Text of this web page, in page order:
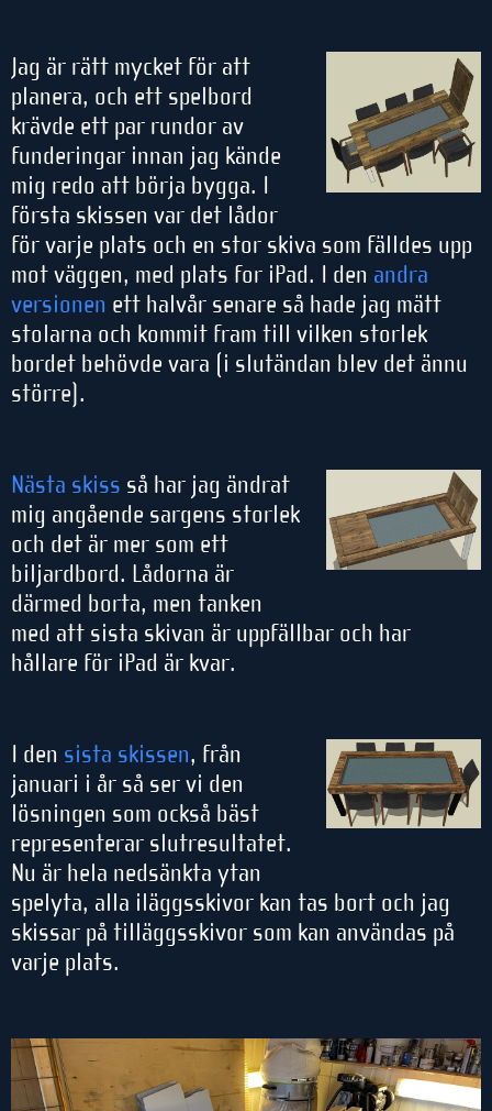
Jag är rätt mycket för att
planera, och ett spelbord
krävde ett par rundor av
funderingar innan jag kände
mig redo att börja bygga. I
första skissen var det lådor
för varje plats och en stor skiva som fälldes upp
mot väggen, med plats for iPad. I den andra
versionen ett halvår senare så hade jag mätt
stolarna och kommit fram till vilken storlek
bordet behövde vara (i slutändan blev det ännu
större).
Nästa skiss så har jag ändrat
mig angående sargens storlek
och det är mer som ett
biljardbord. Lådorna är
därmed borta, men tanken
med att sista skivan är uppfällbar och har
hållare för iPad är kvar.
I den sista skissen, från
januari i år så ser vi den
lösningen som också bäst
representerar slutresultatet.
Nu är hela nedsänkta ytan
spelyta, alla iläggsskivor kan tas bort och jag
skissar på tilläggsskivor som kan användas på
varje plats.